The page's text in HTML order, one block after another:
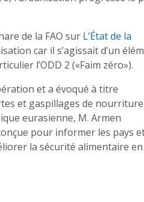
de la FAO sur L’État de la
car il s’agissait d’un
l’ODD 2 («Faim zéro»).
et a évoqué à titre
et gaspillages de
eurasienne, M. Armen
pour informer les pays
la sécurité alimentaire en